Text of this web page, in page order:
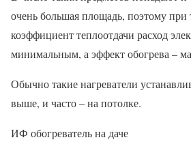
очень большая площадь, поэтому
коэффициент теплоотдачи расход
минимальным, а эффект обогрева –
Обычно такие нагреватели
выше, и часто – на потолке.
ИФ обогреватель на даче